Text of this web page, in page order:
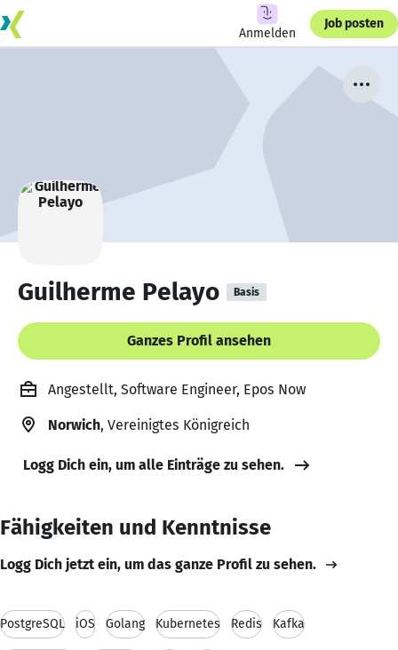
Anmelden
Job posten
Guilherme Pelayo Basis
Ganzes Profil ansehen
Angestellt, Software Engineer, Epos Now
Norwich, Vereinigtes Königreich
Logg Dich ein, um alle Einträge zu sehen.
Fähigkeiten und Kenntnisse
Logg Dich jetzt ein, um das ganze Profil zu sehen.
PostgreSQL iOS Golang Kubernetes Redis Kafka